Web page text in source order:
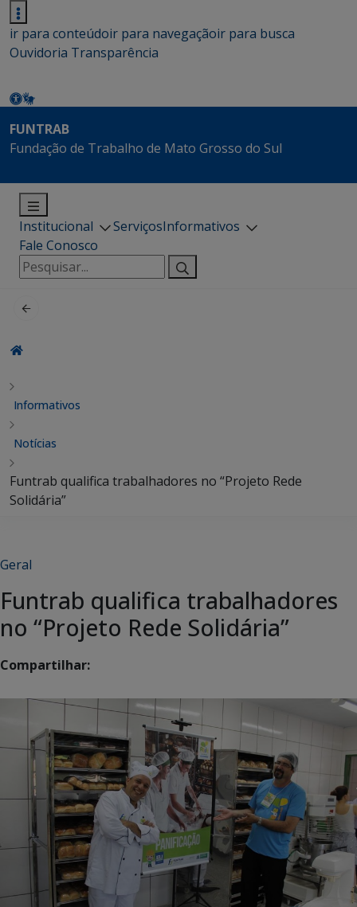
ir para conteúdoir para navegaçãoir para busca
Ouvidoria Transparência
FUNTRAB
Fundação de Trabalho de Mato Grosso do Sul
Institucional ServiçosInformativos
Fale Conosco
Pesquisar
por:
Informativos
Notícias
Funtrab qualifica trabalhadores no “Projeto Rede
Solidária”
Geral
Funtrab qualifica trabalhadores
no “Projeto Rede Solidária”
Compartilhar: